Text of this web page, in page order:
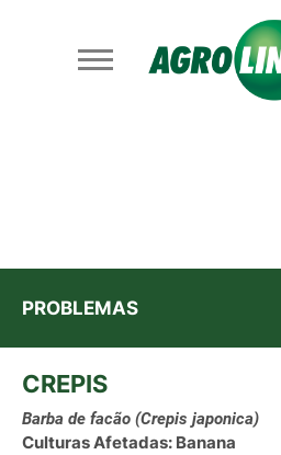
PROBLEMAS
CREPIS
Barba de facão (Crepis japonica)
Culturas Afetadas: Banana